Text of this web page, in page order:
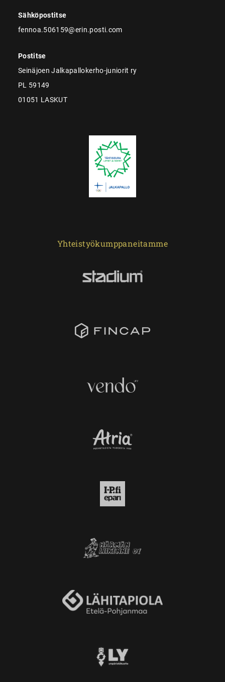
Sähköpostitse
fennoa.506159@erin.posti.com
Postitse
Seinäjoen Jalkapallokerho-juniorit ry
PL 59149
01051 LASKUT
Yhteistyökumppaneitamme